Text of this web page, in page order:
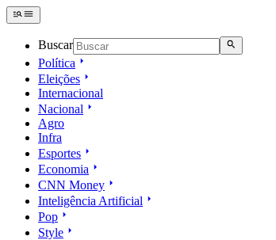
Buscar
Política
Eleições
Internacional
Nacional
Agro
Infra
Esportes
Economia
CNN Money
Inteligência Artificial
Pop
Style